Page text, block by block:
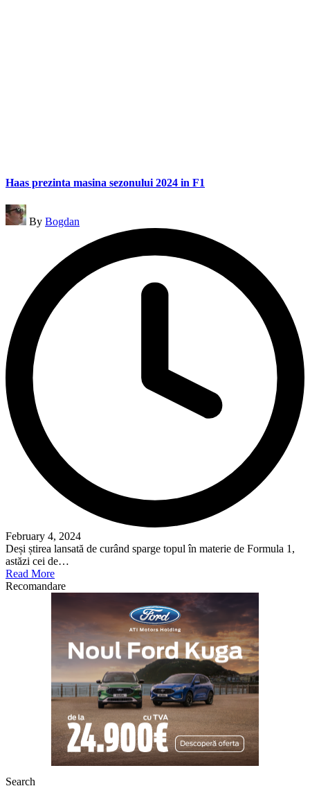
Haas prezinta masina sezonului 2024 in F1
Posted
by
By Bogdan
February 4, 2024
Deși știrea lansată de curând sparge topul în materie de Formula 1,
astăzi cei de…
Read More
Recomandare
Search